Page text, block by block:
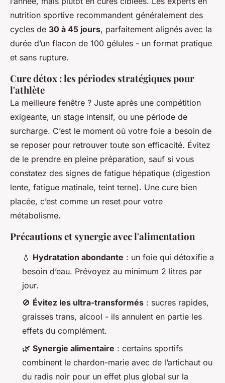
nutrition sportive recommandent généralement des
cycles de 30 à 45 jours, parfaitement alignés avec la
durée d’un flacon de 100 gélules - un format pratique
et sans rupture.
Cure détox : les périodes stratégiques pour
l'athlète
La meilleure fenêtre ? Juste après une compétition
exigeante, un stage intensif, ou une période de
surcharge. C’est le moment où votre foie a besoin de
se reposer pour retrouver toute son efficacité. Évitez
de le prendre en pleine préparation, sauf si vous
constatez des signes de fatigue hépatique (digestion
lente, fatigue matinale, teint terne). Une cure bien
placée, c’est comme un reset pour votre
métabolisme.
Précautions et synergie avec l'alimentation
💧 Hydratation abondante : un foie qui détoxifie a
besoin d’eau. Prévoyez au minimum 2 litres par
jour.
🚫 Évitez les ultra-transformés : sucres rapides,
graisses trans, alcool - ils annulent en partie les
effets du complément.
🌿 Synergie alimentaire : certains sportifs
combinent le chardon-marie avec de l’artichaut ou
du radis noir pour un effet plus global sur la